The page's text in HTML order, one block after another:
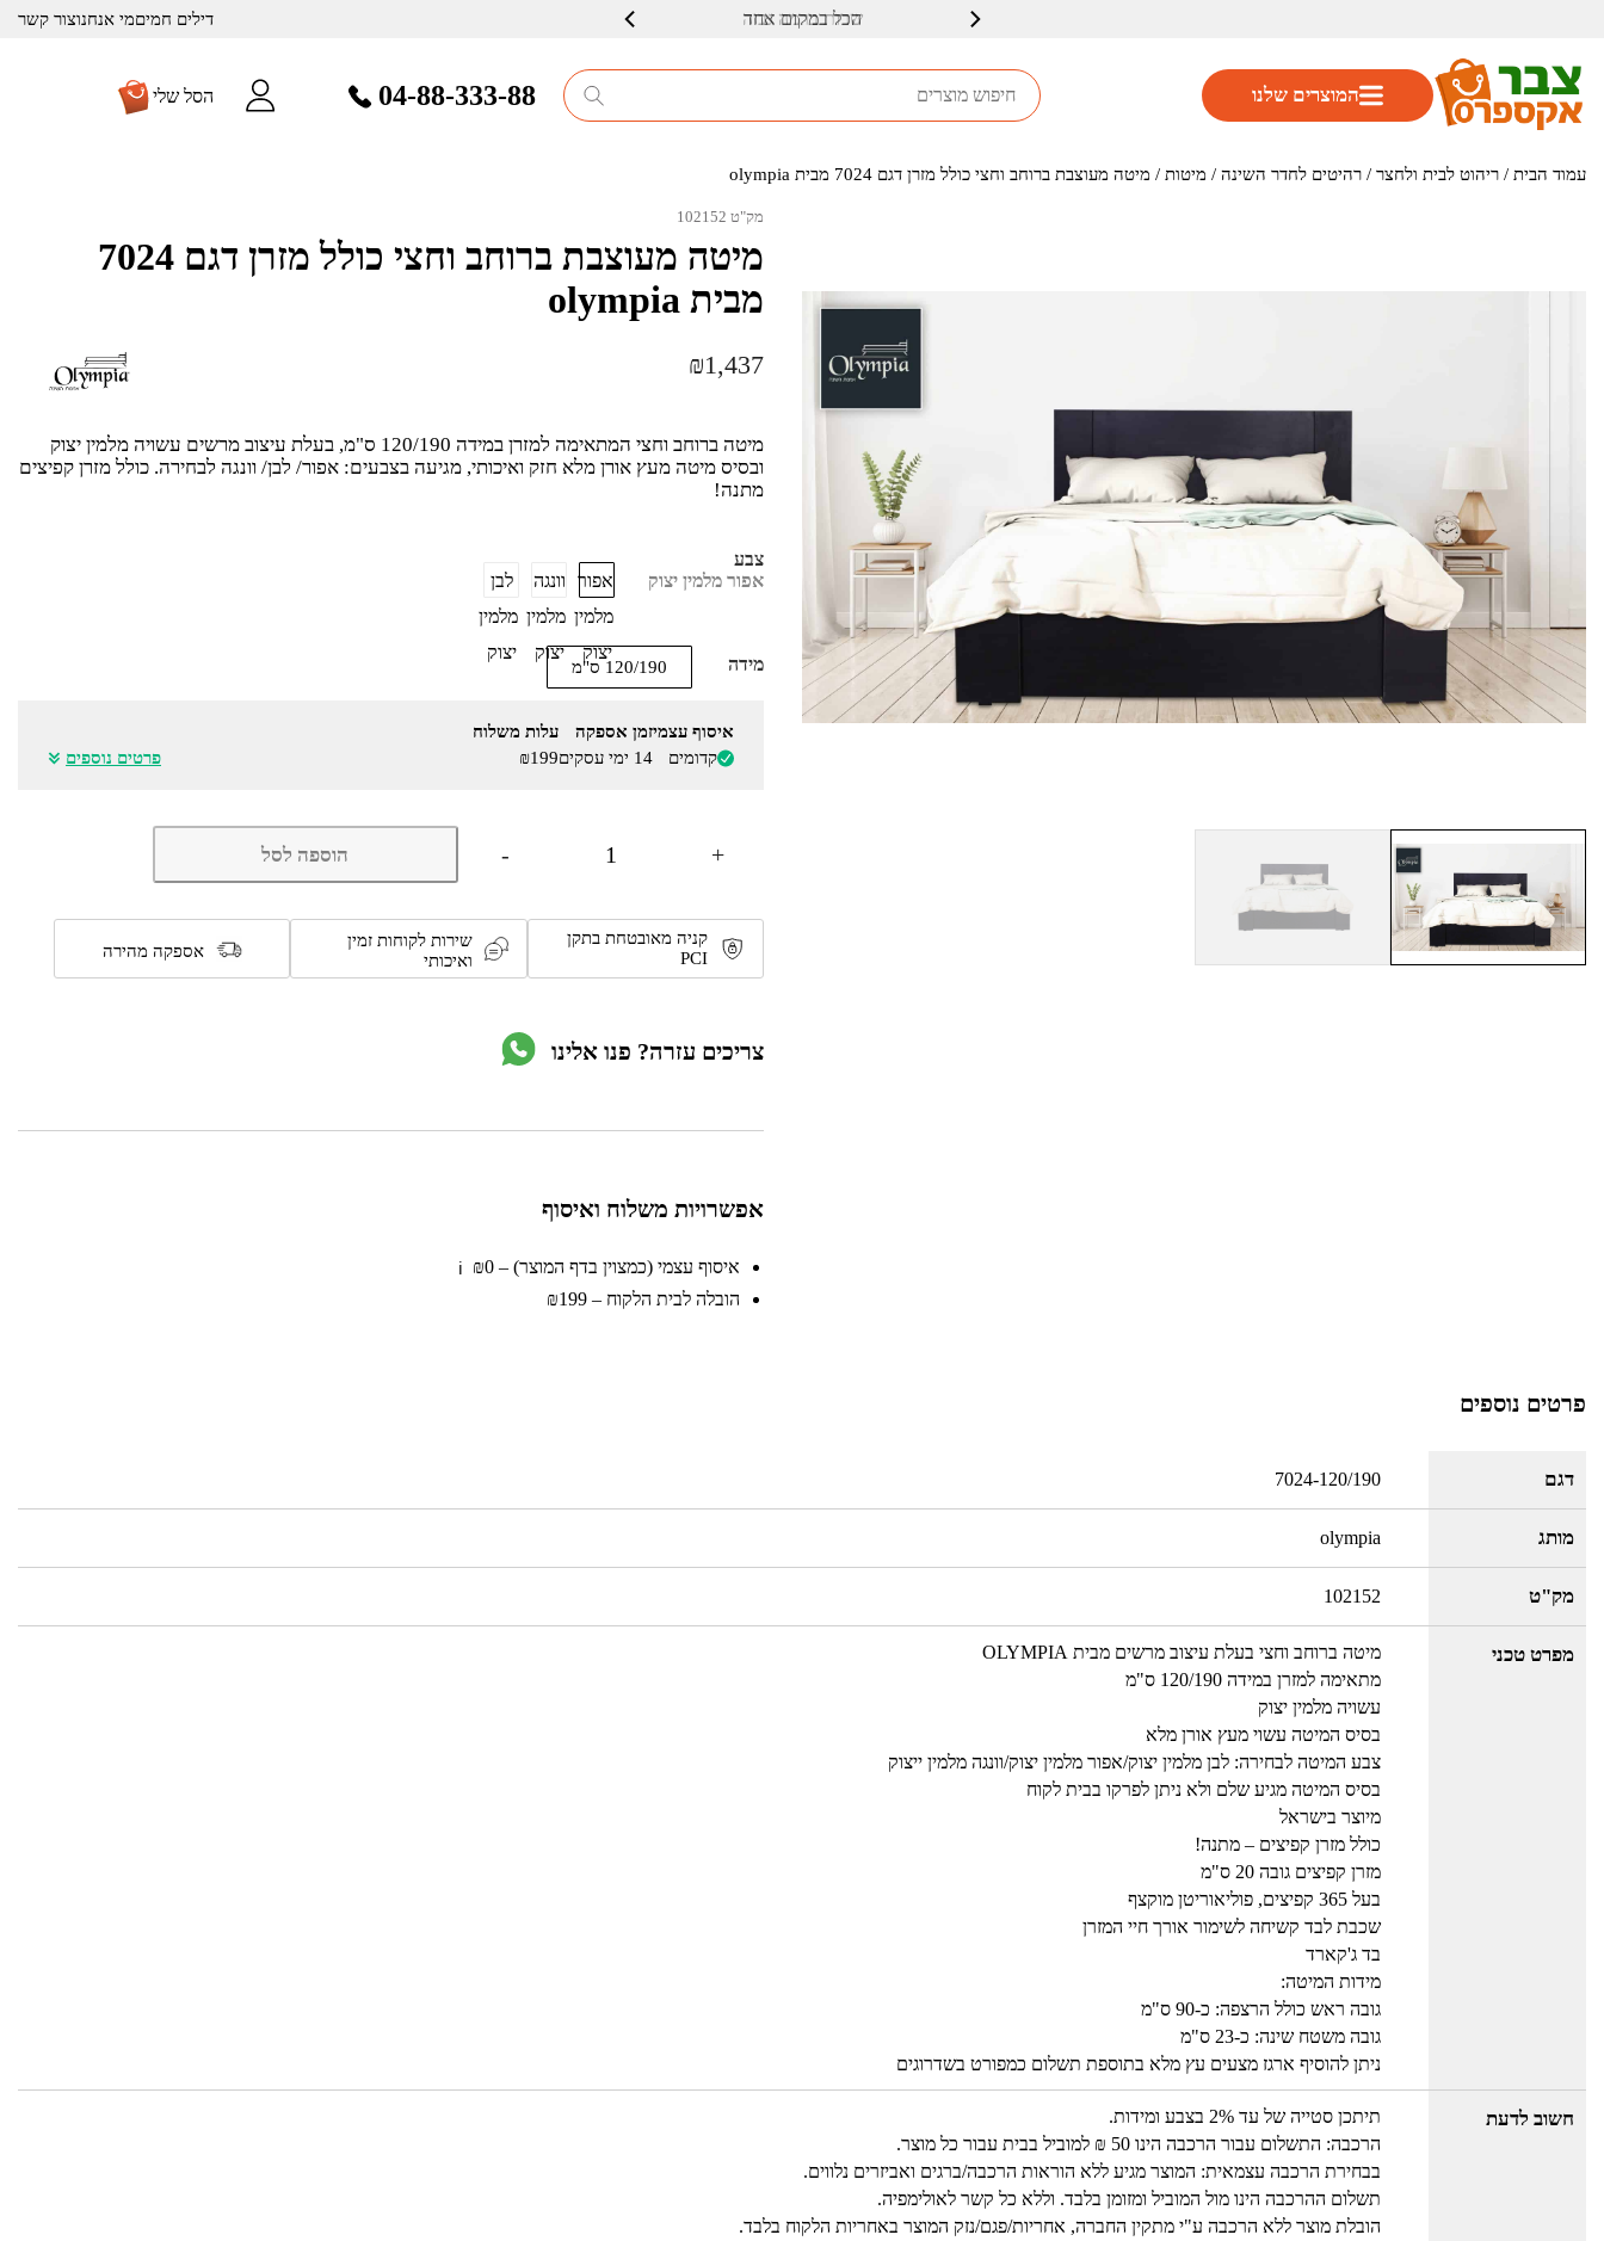
דילים חמיםמי אנחנוצור קשר שרות ברמה גבוה
04-88-333-88 הסל שלי המוצרים שלנו
עמוד הבית / ריהוט לבית ולחצר / רהיטים לחדר השינה / מיטות / מיטה מעוצבת ברוחב וחצי כולל מזרן דגם 7024 מבית olympia
מק"ט 102152
מיטה מעוצבת ברוחב וחצי כולל מזרן דגם 7024
מבית olympia
₪1,437
מיטה ברוחב וחצי המתאימה למזרן במידה 120/190 ס"מ, בעלת עיצוב מרשים עשויה מלמין יצוק
ובסיס מיטה מעץ אורן מלא חזק ואיכותי, מגיעה בצבעים: אפור/ לבן/ וונגה לבחירה. כולל מזרן קפיצים
מתנה!
צבע
אפור מלמין יצוק
אפור
מלמין
יצוק
וונגה
מלמין
יצוק
לבן
מלמין
יצוק
מידה 120/190 ס"מ
איסוף עצמי
קדומים
זמן אספקה
14 ימי עסקים
עלות משלוח
₪199
פרטים נוספים
-
מיטה
ברוחב
וחצי
כולל
+ הוספה לסל
קניה מאובטחת בתקן
PCI
שירות לקוחות זמין
ואיכותי
אספקה מהירה
צריכים עזרה? פנו אלינו
אפשרויות משלוח ואיסוף
איסוף עצמי (כמצוין בדף המוצר) – ₪0 ℹ️
הובלה לבית הלקוח – ₪199
פרטים נוספים
דגם 7024-120/190
מותג olympia
מק"ט 102152
מפרט טכני
מיטה ברוחב וחצי בעלת עיצוב מרשים מבית OLYMPIA
מתאימה למזרן במידה 120/190 ס"מ
עשויה מלמין יצוק
בסיס המיטה עשוי מעץ אורן מלא
צבע המיטה לבחירה: לבן מלמין יצוק/אפור מלמין יצוק/וונגה מלמין ייצוק
בסיס המיטה מגיע שלם ולא ניתן לפרקו בבית לקוח
מיוצר בישראל
כולל מזרן קפיצים – מתנה!
מזרן קפיצים גובה 20 ס"מ
בעל 365 קפיצים, פוליאוריטן מוקצף
שכבת לבד קשיחה לשימור אורך חיי המזרן
בד ג'קארד
מידות המיטה:
גובה ראש כולל הרצפה: כ-90 ס"מ
גובה משטח שינה: כ-23 ס"מ
ניתן להוסיף ארגז מצעים עץ מלא בתוספת תשלום כמפורט בשדרוגים
חשוב לדעת
תיתכן סטייה של עד 2% בצבע ומידות.
הרכבה: התשלום עבור הרכבה הינו 50 ₪ למוביל בבית עבור כל מוצר.
בבחירת הרכבה עצמאית: המוצר מגיע ללא הוראות הרכבה/ברגים ואביזרים נלווים.
תשלום ההרכבה הינו מול המוביל ומזומן בלבד. וללא כל קשר לאולימפיה.
הובלת מוצר ללא הרכבה ע"י מתקין החברה, אחריות/פגם/נזק המוצר באחריות הלקוח בלבד.